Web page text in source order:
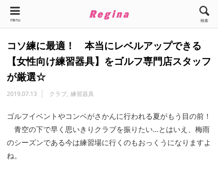
menu 検索
コソ練に最適！ 本当にレベルアップできる
【女性向け練習器具】をゴルフ専門店スタッフ
が厳選☆
2019.07.13 クラブ 練習器具
ゴルフイベントやコンペがさかんに行われる夏がもう目の前！
青空の下で早く思いきりクラブを振りたい…とはいえ、梅雨
のシーズンである今は練習場に行くのもおっくうになりますよ
ね。